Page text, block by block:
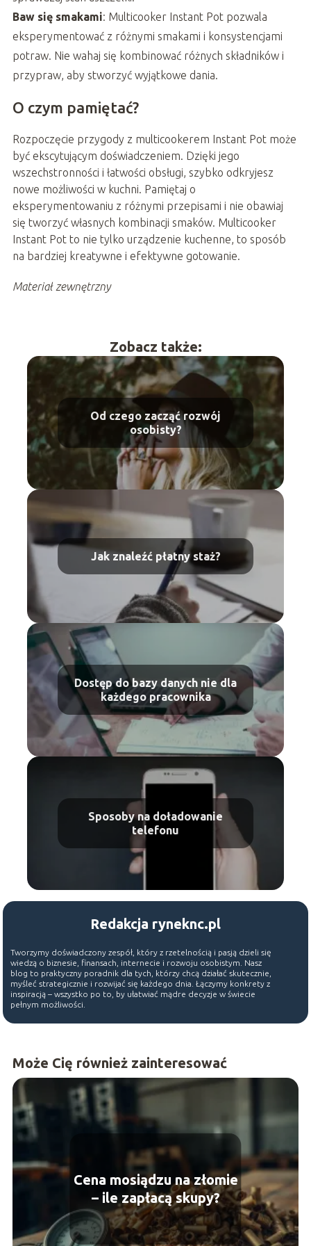
Baw się smakami: Multicooker Instant Pot pozwala
eksperymentować z różnymi smakami i konsystencjami
potraw. Nie wahaj się kombinować różnych składników i
przypraw, aby stworzyć wyjątkowe dania.
O czym pamiętać?
Rozpoczęcie przygody z multicookerem Instant Pot może
być ekscytującym doświadczeniem. Dzięki jego
wszechstronności i łatwości obsługi, szybko odkryjesz
nowe możliwości w kuchni. Pamiętaj o
eksperymentowaniu z różnymi przepisami i nie obawiaj
się tworzyć własnych kombinacji smaków. Multicooker
Instant Pot to nie tylko urządzenie kuchenne, to sposób
na bardziej kreatywne i efektywne gotowanie.
Materiał zewnętrzny
Zobacz także:
Od czego zacząć rozwój
osobisty?
Jak znaleźć płatny staż?
Dostęp do bazy danych nie dla
każdego pracownika
Sposoby na doładowanie
telefonu
Redakcja ryneknc.pl
Tworzymy doświadczony zespół, który z rzetelnością i pasją dzieli się
wiedzą o biznesie, finansach, internecie i rozwoju osobistym. Nasz
blog to praktyczny poradnik dla tych, którzy chcą działać skutecznie,
myśleć strategicznie i rozwijać się każdego dnia. Łączymy konkrety z
inspiracją – wszystko po to, by ułatwiać mądre decyzje w świecie
pełnym możliwości.
Może Cię również zainteresować
Cena mosiądzu na złomie
– ile zapłacą skupy?